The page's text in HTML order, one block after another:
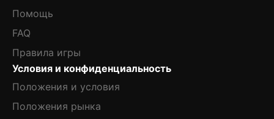
Помощь
FAQ
Правила игры
Условия и конфиденциальность
Положения и условия
Положения рынка